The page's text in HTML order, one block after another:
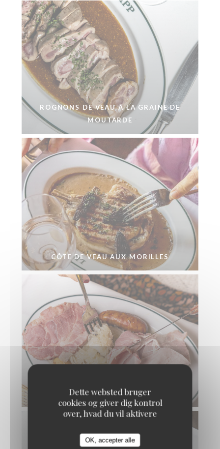
Dette websted bruger
cookies og giver dig kontrol
over, hvad du vil aktivere
OK, accepter alle
ROGNONS DE VEAU À LA GRAINE DE
MOUTARDE
CÔTE DE VEAU AUX MORILLES
CHOUCROUTE